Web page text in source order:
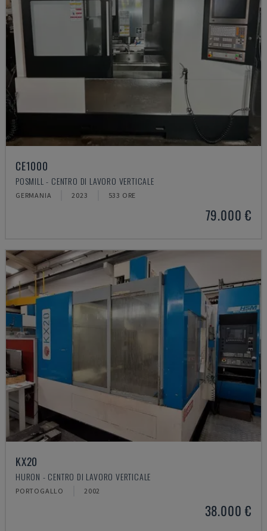
CE1000
POSMILL - CENTRO DI LAVORO VERTICALE
GERMANIA 2023 533 ORE
79.000 €
KX20
HURON - CENTRO DI LAVORO VERTICALE
PORTOGALLO 2002
38.000 €